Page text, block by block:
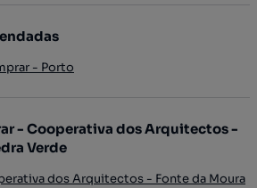
- Porto
- Cooperativa dos Arquitectos -
Verde
dos Arquitectos - Fonte da Moura